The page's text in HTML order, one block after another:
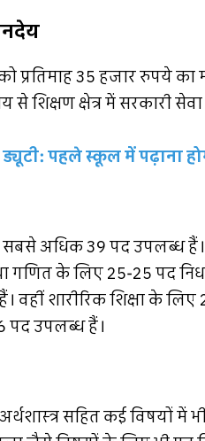
को प्रतिमाह 35 हजार रुपये
क्षेत्र में सरकारी सेवा
पहले स्कूल में पढ़ाना
सबसे अधिक 39 पद उपलब्ध
के लिए 25-25 पद
शारीरिक शिक्षा के
पद उपलब्ध हैं।
सहित कई विषयों में